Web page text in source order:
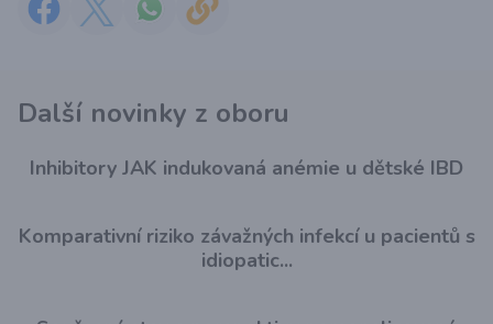
Další novinky z oboru
Inhibitory JAK indukovaná anémie u dětské IBD
Komparativní riziko závažných infekcí u pacientů s
idiopatic...